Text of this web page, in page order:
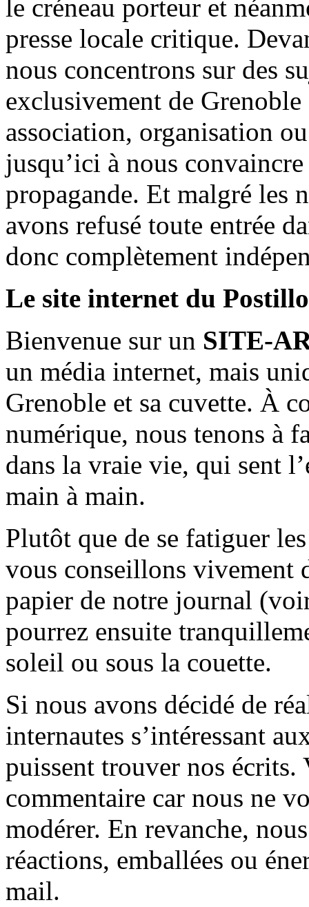
le créneau porteur et
presse locale critique.
nous concentrons sur des
exclusivement de
association, organisation
jusqu’ici à nous
propagande. Et malgré les
avons refusé toute entrée
donc complètement
Le site internet du
Bienvenue sur un SITE-
un média internet, mais
Grenoble et sa cuvette. À
numérique, nous tenons à
dans la vraie vie, qui sent
main à main.
Plutôt que de se fatiguer
vous conseillons vivement
papier de notre journal
pourrez ensuite
soleil ou sous la couette.
Si nous avons décidé de
internautes s’intéressant
puissent trouver nos écrits.
commentaire car nous ne
modérer. En revanche,
réactions, emballées ou
mail.